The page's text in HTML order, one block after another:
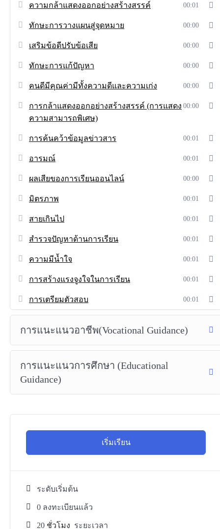
ความกล้าแสดงออกอย่างสร้างสรรค์ 00:01
ทักษะการวางแผนสู่จุดหมาย 00:00
เสริมข้อดีปรับข้อเสีย 00:00
ทักษะการแก้ปัญหา 00:00
คนดีมีคุณค่ามีทั้งความดีและความเก่ง 00:00
การกล้าแสดงออกอย่างสร้างสรรค์ (การแสดง
ความสามารถพิเศษ)
00:00
การค้นคว้าข้อมูลข่าวสาร 00:01
อารมณ์ 00:01
ผลเสียของการเรียนออนไลน์ 00:00
มิตรภาพ 00:01
สายเกินไป 00:01
สำรวจปัญหาด้านการเรียน 00:01
ความมีน้ำใจ 00:01
การสร้างแรงจูงใจในการเรียน 00:01
การเตรียมตัวสอบ 00:01
การแนะแนวอาชีพ(Vocational Guidance)
การแนะแนวการศึกษา (Educational
Guidance)
เริ่มเรียน
ระดับเริ่มต้น
0 ลงทะเบียนแล้ว
20 ชั่วโมง ระยะเวลา